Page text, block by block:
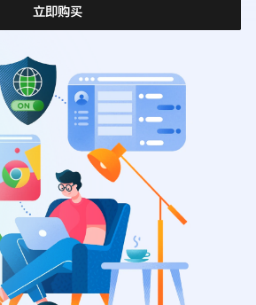
立即购买